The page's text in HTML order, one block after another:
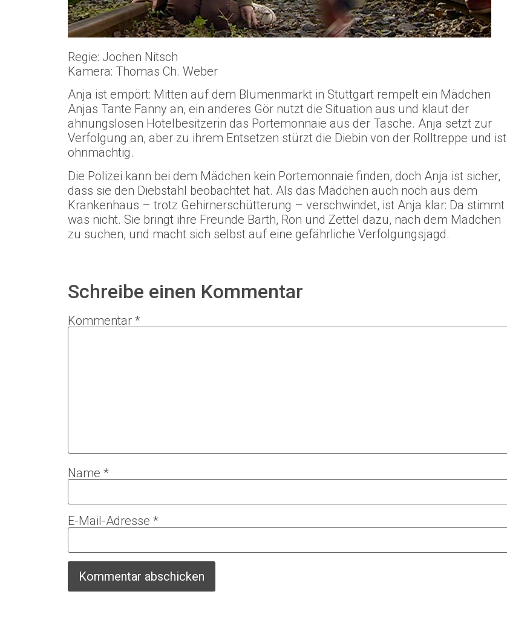
Regie: Jochen Nitsch
Kamera: Thomas Ch. Weber
Anja ist empört: Mitten auf dem Blumenmarkt in Stuttgart rempelt ein Mädchen
Anjas Tante Fanny an, ein anderes Gör nutzt die Situation aus und klaut der
ahnungslosen Hotelbesitzerin das Portemonnaie aus der Tasche. Anja setzt zur
Verfolgung an, aber zu ihrem Entsetzen stürzt die Diebin von der Rolltreppe und ist
ohnmächtig.
Die Polizei kann bei dem Mädchen kein Portemonnaie finden, doch Anja ist sicher,
dass sie den Diebstahl beobachtet hat. Als das Mädchen auch noch aus dem
Krankenhaus – trotz Gehirnerschütterung – verschwindet, ist Anja klar: Da stimmt
was nicht. Sie bringt ihre Freunde Barth, Ron und Zettel dazu, nach dem Mädchen
zu suchen, und macht sich selbst auf eine gefährliche Verfolgungsjagd.
Schreibe einen Kommentar
Kommentar *
Name *
E-Mail-Adresse *